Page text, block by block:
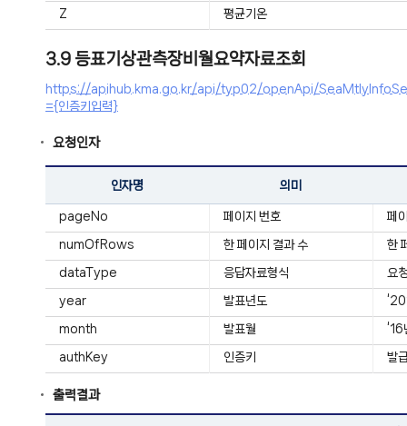
Z 평균기온
3.9 등표기상관측장비월요약자료조회
https://apihub.kma.go.kr/api/typ02/openApi/
={인증키입력}
요청인자
인자명 의미
pageNo 페이지 번호 페
numOfRows 한 페이지 결과 수 한
dataType 응답자료형식 요
year 발표년도
month 발표월 ‘16
authKey 인증키 발
출력결과